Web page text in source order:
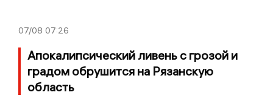
07/08 07:26
Апокалипсический ливень с грозой и
градом обрушится на Рязанскую
область